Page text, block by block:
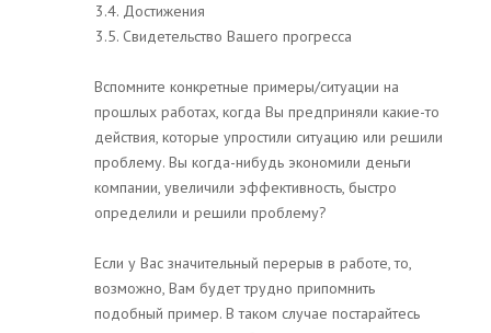
3.4. Достижения
3.5. Свидетельство Вашего прогресса
Вспомните конкретные примеры/ситуации на
прошлых работах, когда Вы предприняли какие-то
действия, которые упростили ситуацию или решили
проблему. Вы когда-нибудь экономили деньги
компании, увеличили эффективность, быстро
определили и решили проблему?
Если у Вас значительный перерыв в работе, то,
возможно, Вам будет трудно припомнить
подобный пример. В таком случае постарайтесь